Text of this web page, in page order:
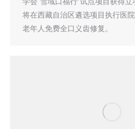
将在西藏自治区遴选项目执行医
老年人免费全口义齿修复。